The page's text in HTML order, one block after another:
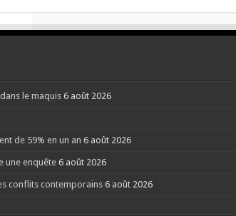
le maquis 6 août 2026
de 59% en un an 6 août 2026
une enquête 6 août 2026
conflits contemporains 6 août 2026